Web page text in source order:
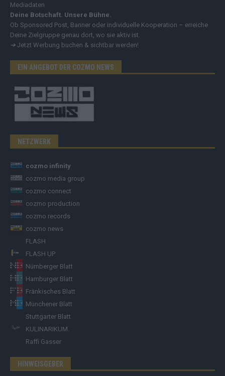
Mediadaten
Deine Botschaft. Unsere Bühne.
Ob Sponsored Post, Banner oder individuelle Kooperation – erreiche
Deine Zielgruppe genau dort, wo sie aktiv ist.
➔ Jetzt Werbung buchen & sichtbar werden!
EIN ANGEBOT DER COZMO NEWS
NETZWERK
cozmo infinity
cozmo media group
cozmo connect
cozmo production
cozmo records
cozmo news
FLASH
FLASH UP
Nürnberger Blatt
Hamburger Blatt
Fränkisches Blatt
Münchener Blatt
Stuttgarter Blatt
KULINARIKUM.
Raffi Gasser
HINWEISGEBER